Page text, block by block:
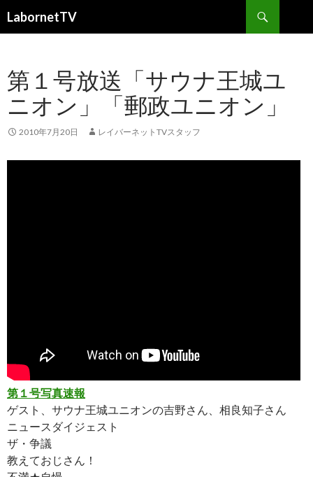
LabornetTV
索
ン
ツ
へ
移
動
第１号放送「サウナ王城ユ
ニオン」「郵政ユニオン」
2010年7月20日 レイバーネットTVスタッフ
第１号写真速報
ゲスト、サウナ王城ユニオンの吉野さん、相良知子さん
ニュースダイジェスト
ザ・争議
教えておじさん！